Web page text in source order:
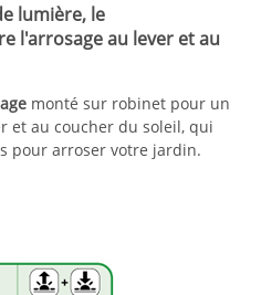
lumière, le
l'arrosage au lever et au
monté sur robinet pour un
et au coucher du soleil, qui
pour arroser votre jardin.